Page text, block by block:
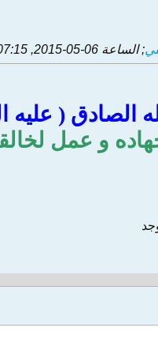
; الساعة 06-05-2015, 07:15 AM
الصادق ( عليه
و عمل